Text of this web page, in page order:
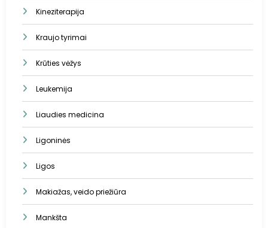
Kineziterapija
Kraujo tyrimai
Krūties vėžys
Leukemija
Liaudies medicina
Ligoninės
Ligos
Makiažas, veido priežiūra
Mankšta